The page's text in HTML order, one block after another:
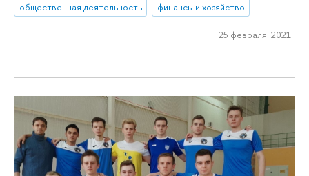
общественная деятельность
финансы и хозяйство
25 февраля 2021